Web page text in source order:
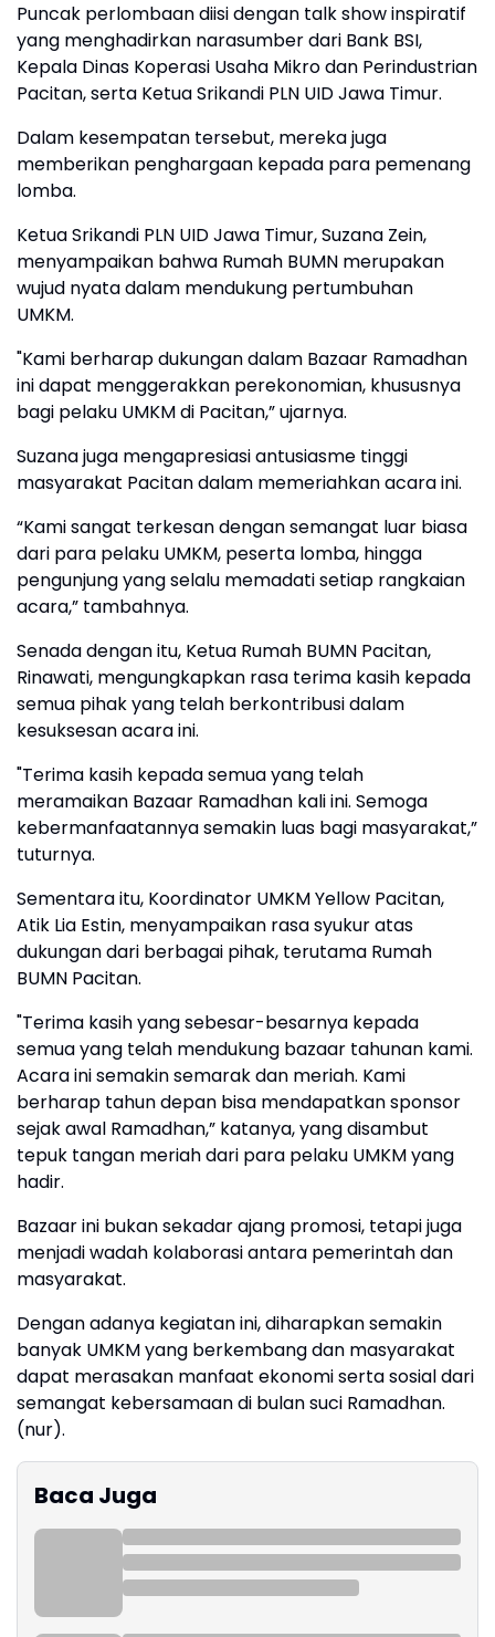
Puncak perlombaan diisi dengan talk show inspiratif
yang menghadirkan narasumber dari Bank BSI,
Kepala Dinas Koperasi Usaha Mikro dan Perindustrian
Pacitan, serta Ketua Srikandi PLN UID Jawa Timur.
Dalam kesempatan tersebut, mereka juga
memberikan penghargaan kepada para pemenang
lomba.
Ketua Srikandi PLN UID Jawa Timur, Suzana Zein,
menyampaikan bahwa Rumah BUMN merupakan
wujud nyata dalam mendukung pertumbuhan
UMKM.
"Kami berharap dukungan dalam Bazaar Ramadhan
ini dapat menggerakkan perekonomian, khususnya
bagi pelaku UMKM di Pacitan,” ujarnya.
Suzana juga mengapresiasi antusiasme tinggi
masyarakat Pacitan dalam memeriahkan acara ini.
“Kami sangat terkesan dengan semangat luar biasa
dari para pelaku UMKM, peserta lomba, hingga
pengunjung yang selalu memadati setiap rangkaian
acara,” tambahnya.
Senada dengan itu, Ketua Rumah BUMN Pacitan,
Rinawati, mengungkapkan rasa terima kasih kepada
semua pihak yang telah berkontribusi dalam
kesuksesan acara ini.
"Terima kasih kepada semua yang telah
meramaikan Bazaar Ramadhan kali ini. Semoga
kebermanfaatannya semakin luas bagi masyarakat,”
tuturnya.
Sementara itu, Koordinator UMKM Yellow Pacitan,
Atik Lia Estin, menyampaikan rasa syukur atas
dukungan dari berbagai pihak, terutama Rumah
BUMN Pacitan.
"Terima kasih yang sebesar-besarnya kepada
semua yang telah mendukung bazaar tahunan kami.
Acara ini semakin semarak dan meriah. Kami
berharap tahun depan bisa mendapatkan sponsor
sejak awal Ramadhan,” katanya, yang disambut
tepuk tangan meriah dari para pelaku UMKM yang
hadir.
Bazaar ini bukan sekadar ajang promosi, tetapi juga
menjadi wadah kolaborasi antara pemerintah dan
masyarakat.
Dengan adanya kegiatan ini, diharapkan semakin
banyak UMKM yang berkembang dan masyarakat
dapat merasakan manfaat ekonomi serta sosial dari
semangat kebersamaan di bulan suci Ramadhan.
(nur).
Baca Juga